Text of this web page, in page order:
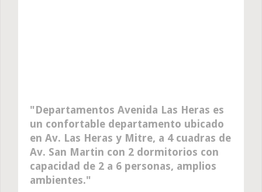
Departamentos Avenida Las Heras es
un confortable departamento ubicado
en Av. Las Heras y Mitre, a 4 cuadras de
Av. San Martin con 2 dormitorios con
capacidad de 2 a 6 personas, amplios
ambientes.